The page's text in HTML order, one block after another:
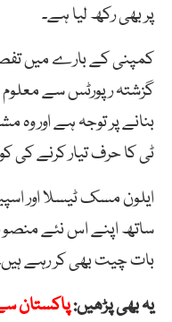
پر بھی رکھ لیا ہے۔
کمپنی کے بارے میں
ٹی کا حرف تیار کرنے کی
ایلون مسک ٹیسلا اور
ساتھ اپنے اس نئے
بات چیت بھی کر رہے
یہ بھی پڑھیں:پاکستان